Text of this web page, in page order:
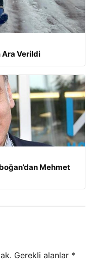
Ara Verildi
Mehmet
Gerekli alanlar *